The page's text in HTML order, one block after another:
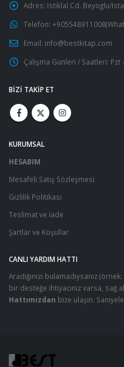
Adres: Istiklal Cd. Beyoglu/
Telefon:
Email: info@bestkitap.com
Çalışma Günleri / Saatleri: Pzt
BIZI TAKIP ET
KURUMSAL
HESABIM
Mesafeli Satış Sözleşmesi
Gizlilik Politikası
Teslimat ve İade
Şartlar ve Koşullar
CANLI YARDIM HATTI
Aradığınızı bulamadıysanız
bir desteğe ihtiyacınız varsa, sağ
Hattımızdan bize ulaşın.